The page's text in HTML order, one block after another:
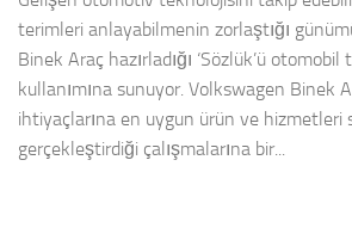
terimleri anlayabilmenin zorlaştığı
Binek Araç hazırladığı ‘Sözlük’ü otomobil
kullanımına sunuyor. Volkswagen Binek
ihtiyaçlarına en uygun ürün ve hizmetleri
gerçekleştirdiği çalışmalarına bir...